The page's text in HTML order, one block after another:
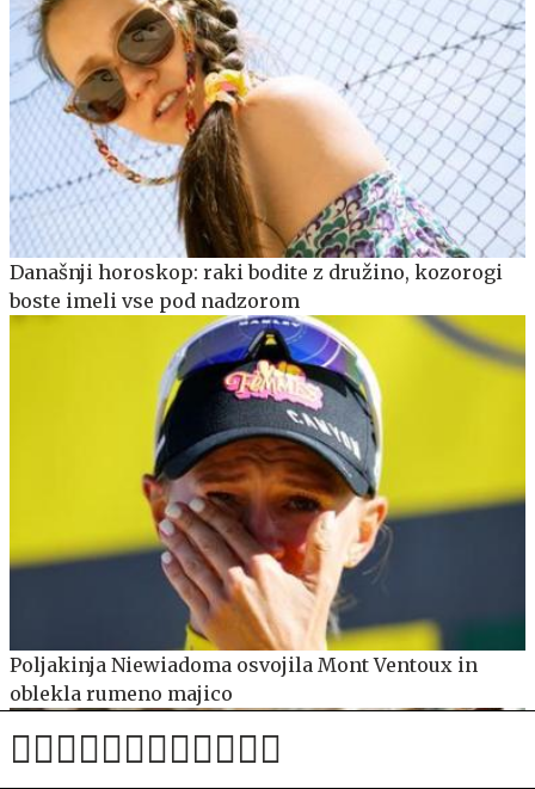
Današnji horoskop: raki bodite z družino, kozorogi
boste imeli vse pod nadzorom
Poljakinja Niewiadoma osvojila Mont Ventoux in
oblekla rumeno majico